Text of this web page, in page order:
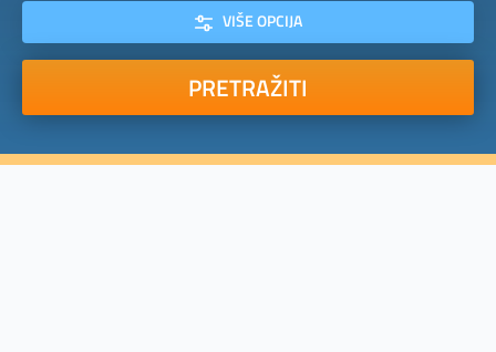
VIŠE OPCIJA
PRETRAŽITI